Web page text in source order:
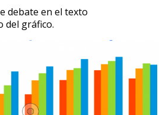
debate en el texto
del gráfico.